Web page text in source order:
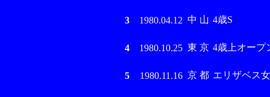
3 1980.04.12 中 山 4歳S
4 1980.10.25 東 京 4歳上オープ
5 1980.11.16 京 都 エリザベス